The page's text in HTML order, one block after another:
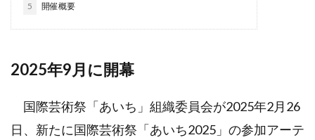
5 開催概要
2025年9月に開幕
国際芸術祭「あいち」組織委員会が2025年2月26
日、新たに国際芸術祭「あいち2025」の参加アーテ